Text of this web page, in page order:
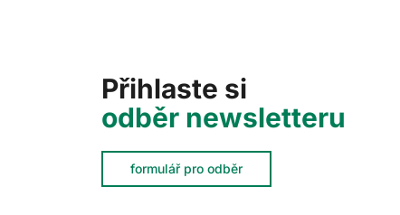
Přihlaste si
odběr newsletteru
formulář pro odběr